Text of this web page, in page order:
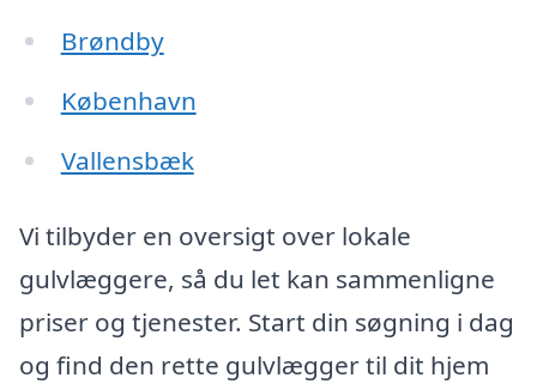
Brøndby
København
Vallensbæk
Vi tilbyder en oversigt over lokale
gulvlæggere, så du let kan sammenligne
priser og tjenester. Start din søgning i dag
og find den rette gulvlægger til dit hjem